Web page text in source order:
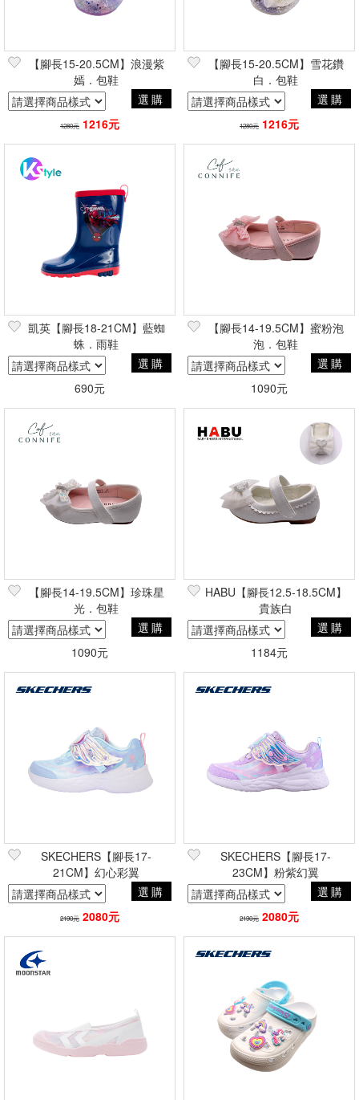
【腳長15-20.5CM】浪漫紫
嫣．包鞋
選購
1280元 1216元
【腳長15-20.5CM】雪花鑽
白．包鞋
選購
1280元 1216元
凱英【腳長18-21CM】藍蜘
蛛．雨鞋
選購
690元
【腳長14-19.5CM】蜜粉泡
泡．包鞋
選購
1090元
【腳長14-19.5CM】珍珠星
光．包鞋
選購
1090元
HABU【腳長12.5-18.5CM】
貴族白
選購
1184元
SKECHERS【腳長17-
21CM】幻心彩翼
選購
2190元 2080元
SKECHERS【腳長17-
23CM】粉紫幻翼
選購
2190元 2080元